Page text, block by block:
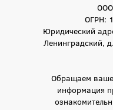
ОГРН:
Юридический
Ленинградский,
Обращаем ваше
информация